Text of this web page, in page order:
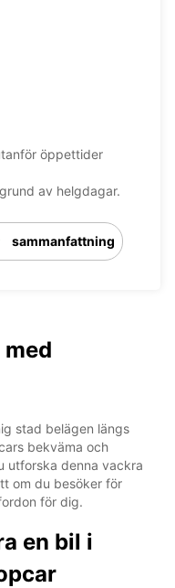
öppettider
av helgdagar.
sammanfattning
stad belägen längs
bekväma och
utforska denna vackra
om du besöker för
för dig.
en bil i